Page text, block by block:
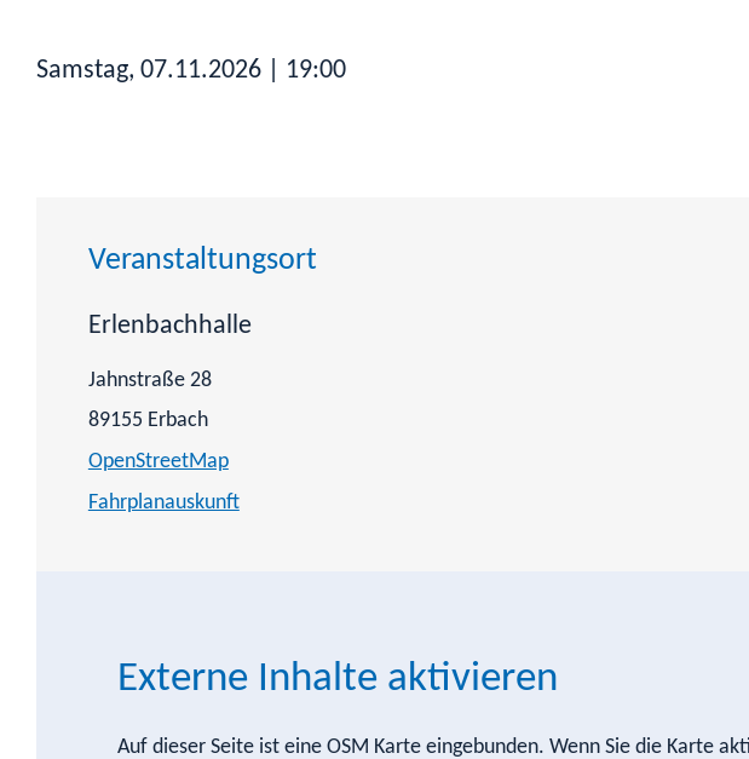
Samstag, 07.11.2026 | 19:00
Veranstaltungsort
Erlenbachhalle
Jahnstraße 28
89155 Erbach
OpenStreetMap
Fahrplanauskunft
Externe Inhalte aktivieren
Auf dieser Seite ist eine OSM Karte eingebunden. Wenn Sie die Karte